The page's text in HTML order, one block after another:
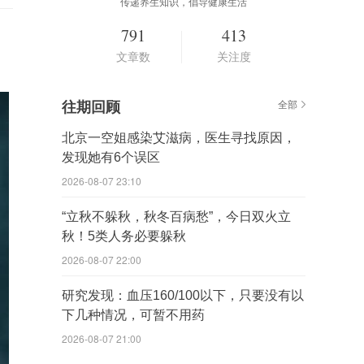
传递养生知识，倡导健康生活
791
文章数
413
关注度
往期回顾 全部
北京一空姐感染艾滋病，医生寻找原因，
发现她有6个误区
2026-08-07 23:10
“立秋不躲秋，秋冬百病愁”，今日双火立
秋！5类人务必要躲秋
2026-08-07 22:00
研究发现：血压160/100以下，只要没有以
下几种情况，可暂不用药
2026-08-07 21:00